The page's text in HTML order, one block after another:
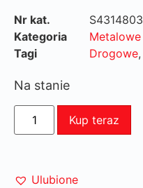
Nr kat.
S4314803
Kategoria
Metalowe
Tagi
Drogowe,
Na stanie
Kup teraz
Ulubione